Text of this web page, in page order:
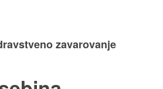
zavarovanje